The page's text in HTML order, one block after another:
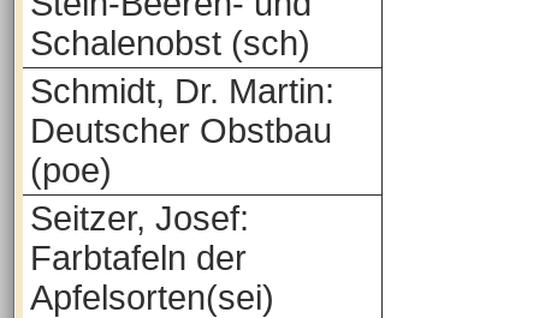
Schalenobst (sch)
Schmidt, Dr. Martin:
Deutscher Obstbau
(poe)
Seitzer, Josef:
Farbtafeln der
Apfelsorten(sei)